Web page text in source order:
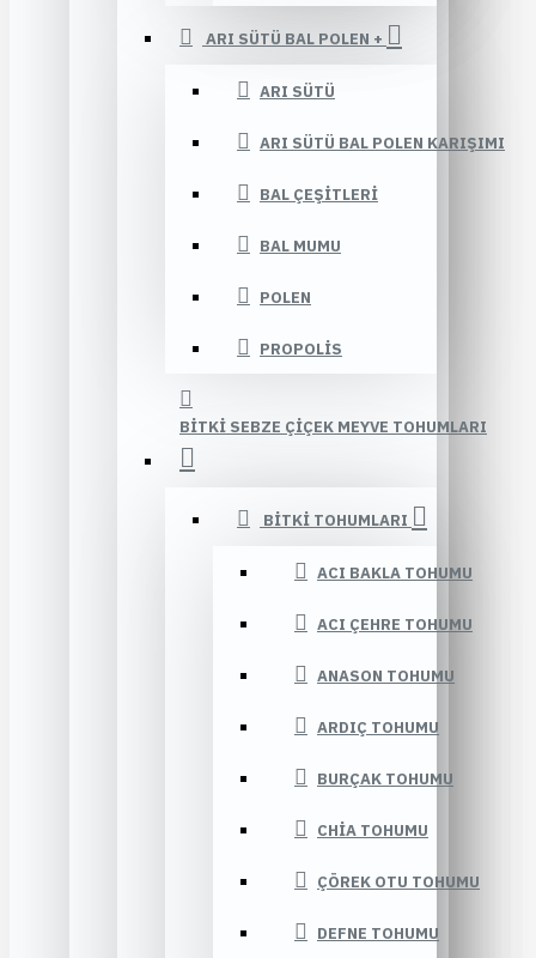
ARI SÜTÜ BAL POLEN +
ARI SÜTÜ
ARI SÜTÜ BAL POLEN KARIŞIMI
BAL ÇEŞITLERI
BAL MUMU
POLEN
PROPOLIS
BITKI SEBZE ÇIÇEK MEYVE TOHUMLARI
BITKI TOHUMLARI
ACI BAKLA TOHUMU
ACI ÇEHRE TOHUMU
ANASON TOHUMU
ARDIÇ TOHUMU
BURÇAK TOHUMU
CHIA TOHUMU
ÇÖREK OTU TOHUMU
DEFNE TOHUMU